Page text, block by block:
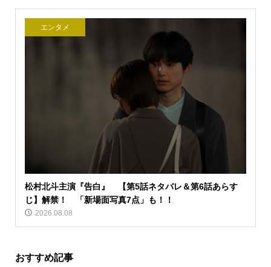
エンタメ
松村北斗主演『告白』 【第5話ネタバレ＆第6話あらす
じ】解禁！ 「新場面写真7点」も！！
2026.08.08
おすすめ記事